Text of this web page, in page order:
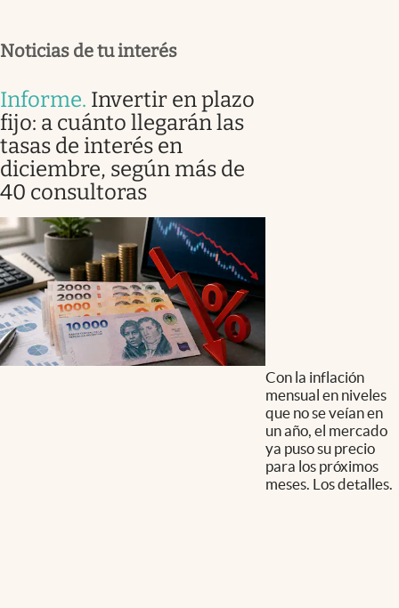
Noticias de tu interés
Informe. Invertir en plazo
fijo: a cuánto llegarán las
tasas de interés en
diciembre, según más de
40 consultoras
Con la inflación
mensual en niveles
que no se veían en
un año, el mercado
ya puso su precio
para los próximos
meses. Los detalles.